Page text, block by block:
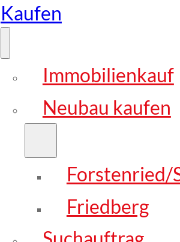
Kaufen
Immobilienkauf
Neubau kaufen
Forstenried/
Friedberg